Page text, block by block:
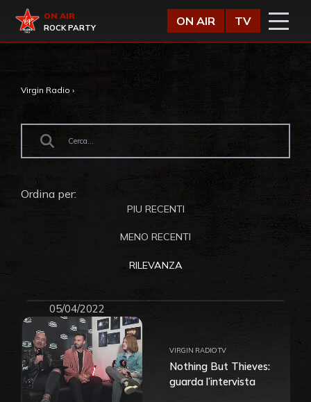
Virgin Radio
ON AIR
ROCK PARTY
ON AIR TV
Virgin Radio ›
Ordina per:
PIU RECENTI
MENO RECENTI
RILEVANZA
05/04/2022
VIRGIN RADIO TV
Nothing But Thieves:
guarda l’intervista